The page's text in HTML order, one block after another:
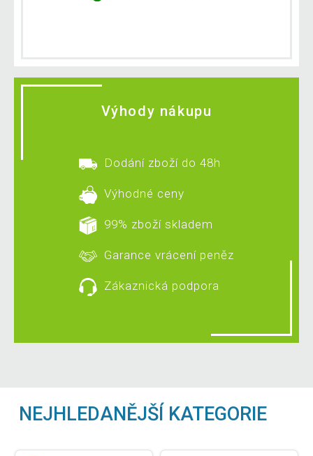
Výhody nákupu
Dodání zboží do 48h
Výhodné ceny
99% zboží skladem
Garance vrácení peněz
Zákaznická podpora
NEJHLEDANĚJŠÍ KATEGORIE